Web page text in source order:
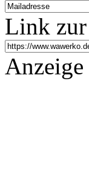
Link
Anzeige